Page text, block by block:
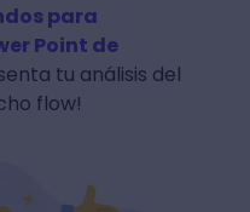
para
Point de
tu análisis del
flow!